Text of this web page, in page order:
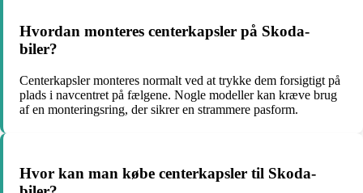
Hvordan monteres centerkapsler på Skoda-
biler?
Centerkapsler monteres normalt ved at trykke dem forsigtigt på
plads i navcentret på fælgene. Nogle modeller kan kræve brug
af en monteringsring, der sikrer en strammere pasform.
Hvor kan man købe centerkapsler til Skoda-